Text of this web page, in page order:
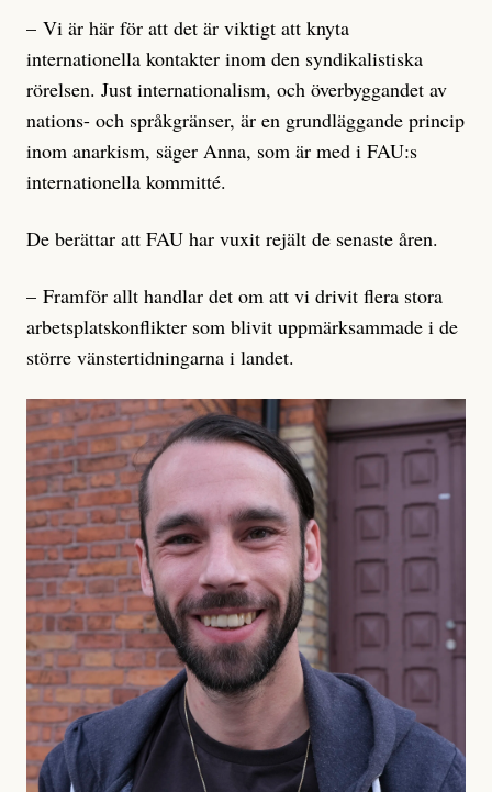
– Vi är här för att det är viktigt att knyta
internationella kontakter inom den syndikalistiska
rörelsen. Just internationalism, och överbyggandet av
nations- och språkgränser, är en grundläggande princip
inom anarkism, säger Anna, som är med i FAU:s
internationella kommitté.
De berättar att FAU har vuxit rejält de senaste åren.
– Framför allt handlar det om att vi drivit flera stora
arbetsplatskonflikter som blivit uppmärksammade i de
större vänstertidningarna i landet.